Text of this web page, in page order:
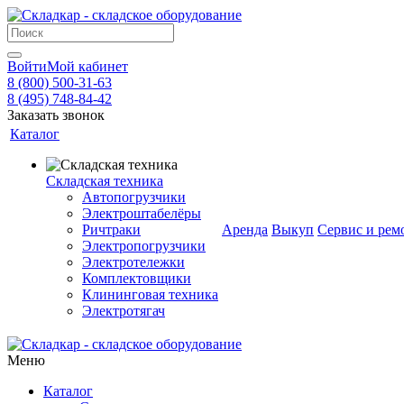
ВойтиМой кабинет
8 (800) 500-31-63
8 (495) 748-84-42
Заказать звонок
Каталог
Складская техника
Автопогрузчики
Электроштабелёры
Ричтраки
Электропогрузчики
Электротележки
Комплектовщики
Клининговая техника
Электротягач
Аренда Выкуп Сервис и
Меню
Каталог